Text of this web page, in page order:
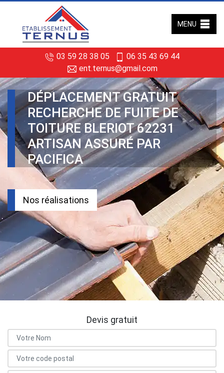
03 59 28 38 05
06 35 43 69 44
ent.ternus@gmail.com
MENU
DÉPLACEMENT GRATUIT
RECHERCHE DE FUITE DE
TOITURE BLERIOT 62231
ARTISAN ASSURÉ PAR
PACIFICA
Nos réalisations
Devis gratuit